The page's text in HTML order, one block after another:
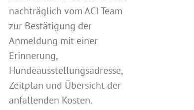
nachträglich vom ACI Team
zur Bestätigung der
Anmeldung mit einer
Erinnerung,
Hundeausstellungsadresse,
Zeitplan und Übersicht der
anfallenden Kosten.